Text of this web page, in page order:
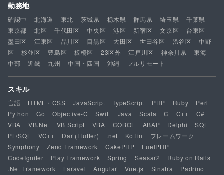
勤務地
確認中 北海道 東北 茨城県 栃木県 群馬県 埼玉県
千葉県
東京都
北区 千代田区 中央区 港区 新宿区 文京区
台東区
墨田区
江東区 品川区 目黒区 大田区 世田谷区 渋谷区
中野
区
杉並区 豊島区 板橋区 23区外 江戸川区 神奈川県
東海
中部
近畿 九州 中国・四国 沖縄 フルリモート
スキル
言語 HTML・CSS JavaScript TypeScript PHP Ruby
Perl
Python
Go Objective-C Swift Java Scala C C++
C#
VBA
VB.Net VB Script VBA COBOL ABAP Delphi
SQL
PL/SQL
VC++ Dart(Flutter) .net Kotlin
フレームワーク
Symphony
Zend Framework CakePHP
FuelPHP
CodeIgniter
Play Framework Spring Seasar2
Ruby on Rails
.Net Framework
Laravel Angular Vue.js Sinatra
Padrino